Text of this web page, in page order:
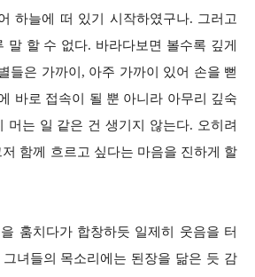
하늘에 떠 있기 시작하였구나. 그러고
말 할 수 없다. 바라다보면 볼수록 깊게
들은 가까이, 아주 가까이 있어 손을 뻗
바로 접속이 될 뿐 아니라 아무리 깊숙
머는 일 같은 건 생기지 않는다. 오히려
함께 흐르고 싶다는 마음을 진하게 할
훔치다가 합창하듯 일제히 웃음을 터
녀들의 목소리에는 된장을 닮은 듯 감